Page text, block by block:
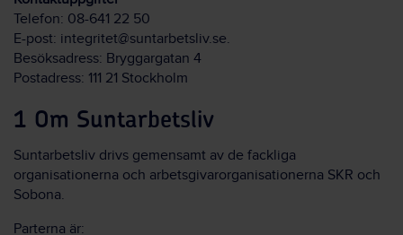
Telefon: 08-641 22 50
E-post: integritet@suntarbetsliv.se.
Besöksadress: Bryggargatan 4
Postadress: 111 21 Stockholm
1 Om Suntarbetsliv
Suntarbetsliv drivs gemensamt av de fackliga
organisationerna och arbetsgivarorganisationerna SKR och
Sobona.
Parterna är: